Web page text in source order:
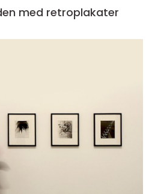
med retroplakater